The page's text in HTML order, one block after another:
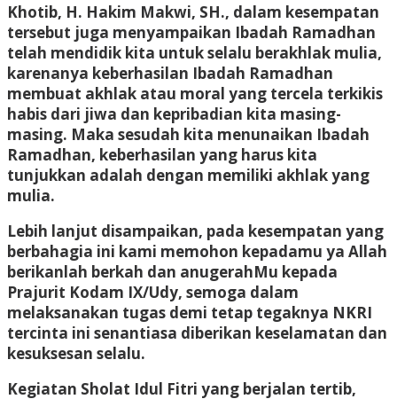
Khotib, H. Hakim Makwi, SH., dalam kesempatan
tersebut juga menyampaikan Ibadah Ramadhan
telah mendidik kita untuk selalu berakhlak mulia,
karenanya keberhasilan Ibadah Ramadhan
membuat akhlak atau moral yang tercela terkikis
habis dari jiwa dan kepribadian kita masing-
masing. Maka sesudah kita menunaikan Ibadah
Ramadhan, keberhasilan yang harus kita
tunjukkan adalah dengan memiliki akhlak yang
mulia.
Lebih lanjut disampaikan, pada kesempatan yang
berbahagia ini kami memohon kepadamu ya Allah
berikanlah berkah dan anugerahMu kepada
Prajurit Kodam IX/Udy, semoga dalam
melaksanakan tugas demi tetap tegaknya NKRI
tercinta ini senantiasa diberikan keselamatan dan
kesuksesan selalu.
Kegiatan Sholat Idul Fitri yang berjalan tertib,